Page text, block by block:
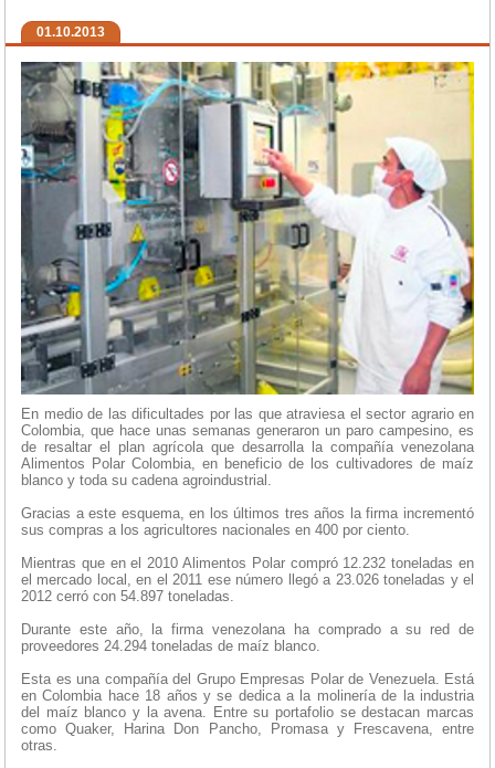
01.10.2013
En medio de las dificultades por las que atraviesa el sector agrario en
Colombia, que hace unas semanas generaron un paro campesino, es
de resaltar el plan agrícola que desarrolla la compañía venezolana
Alimentos Polar Colombia, en beneficio de los cultivadores de maíz
blanco y toda su cadena agroindustrial.
Gracias a este esquema, en los últimos tres años la firma incrementó
sus compras a los agricultores nacionales en 400 por ciento.
Mientras que en el 2010 Alimentos Polar compró 12.232 toneladas en
el mercado local, en el 2011 ese número llegó a 23.026 toneladas y el
2012 cerró con 54.897 toneladas.
Durante este año, la firma venezolana ha comprado a su red de
proveedores 24.294 toneladas de maíz blanco.
Esta es una compañía del Grupo Empresas Polar de Venezuela. Está
en Colombia hace 18 años y se dedica a la molinería de la industria
del maíz blanco y la avena. Entre su portafolio se destacan marcas
como Quaker, Harina Don Pancho, Promasa y Frescavena, entre
otras.